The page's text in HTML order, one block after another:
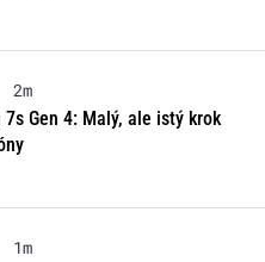
2m
Gen 4: Malý, ale istý krok
1m